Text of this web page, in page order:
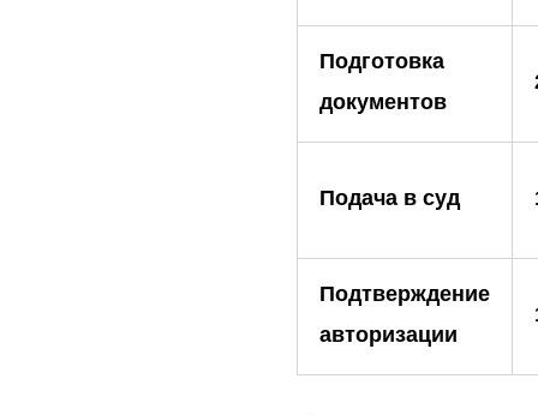
Подготовка
документов
Подача в суд
Подтверждение
авторизации